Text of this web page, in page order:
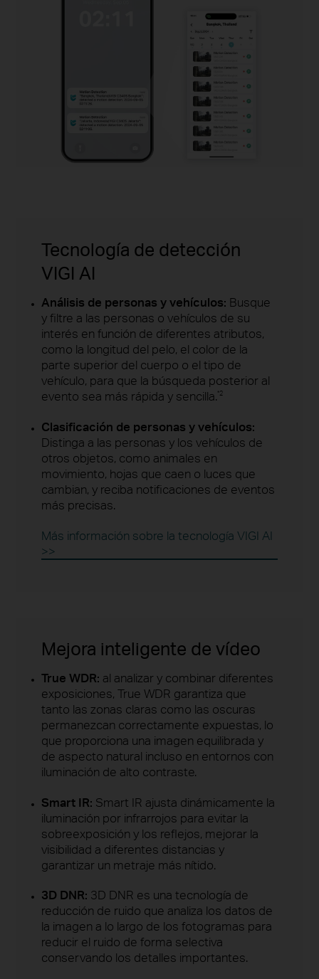
Tecnología de detección
VIGI AI
Análisis de personas y vehículos: Busque
y filtre a las personas o vehículos de su
interés en función de diferentes atributos,
como la longitud del pelo, el color de la
parte superior del cuerpo o el tipo de
vehículo, para que la búsqueda posterior al
evento sea más rápida y sencilla.*2
Clasificación de personas y vehículos:
Distinga a las personas y los vehículos de
otros objetos, como animales en
movimiento, hojas que caen o luces que
cambian, y reciba notificaciones de eventos
más precisas.
Más información sobre la tecnología VIGI AI
>>
Mejora inteligente de vídeo
True WDR: al analizar y combinar diferentes
exposiciones, True WDR garantiza que
tanto las zonas claras como las oscuras
permanezcan correctamente expuestas, lo
que proporciona una imagen equilibrada y
de aspecto natural incluso en entornos con
iluminación de alto contraste.
Smart IR: Smart IR ajusta dinámicamente la
iluminación por infrarrojos para evitar la
sobreexposición y los reflejos, mejorar la
visibilidad a diferentes distancias y
garantizar un metraje más nítido.
3D DNR: 3D DNR es una tecnología de
reducción de ruido que analiza los datos de
la imagen a lo largo de los fotogramas para
reducir el ruido de forma selectiva
conservando los detalles importantes.